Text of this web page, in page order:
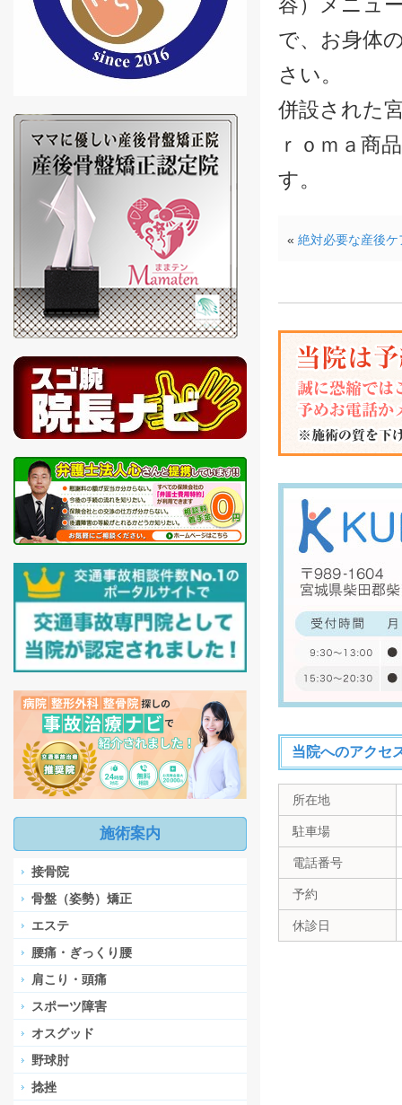
で、お身体
さい。
併設された
ｒｏｍａ商
す。
« 絶対必要な産後
当院へのアクセ
所在地
駐車場
電話番号
予約
休診日
施術案内
接骨院
骨盤（姿勢）矯正
エステ
腰痛・ぎっくり腰
肩こり・頭痛
スポーツ障害
オスグッド
野球肘
捻挫